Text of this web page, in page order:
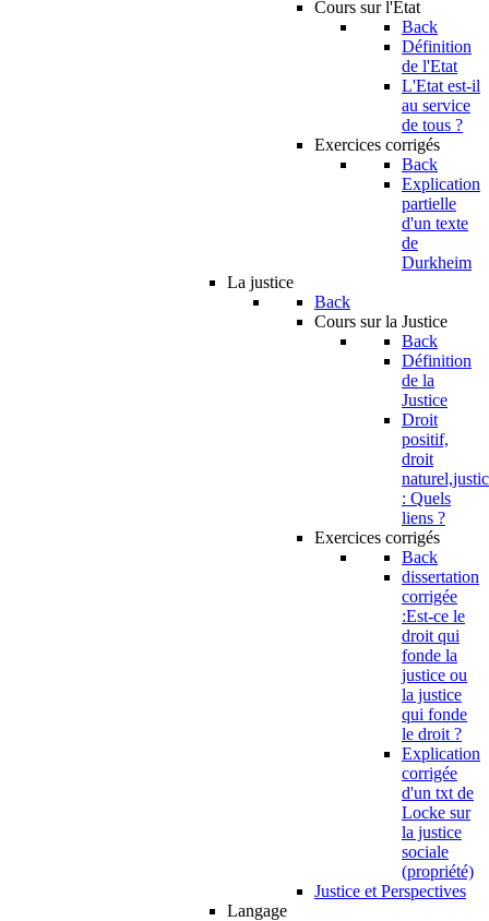
Cours sur l'Etat
Back
Définition
de l'Etat
L'Etat est-il
au service
de tous ?
Exercices corrigés
Back
Explication
partielle
d'un texte
de
Durkheim
La justice
Back
Cours sur la Justice
Back
Définition
de la
Justice
Droit
positif,
droit
: Quels
liens ?
Exercices corrigés
Back
dissertation
corrigée
:Est-ce le
droit qui
fonde la
justice ou
la justice
qui fonde
le droit ?
Explication
corrigée
d'un txt de
Locke sur
la justice
sociale
(propriété)
Justice et Perspectives
Langage